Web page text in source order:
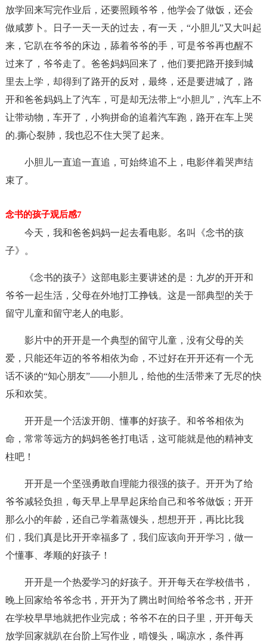
放学回来写完作业后，还要照顾爷爷，他学会了做饭，还会
做咸萝卜。日子一天一天的过去，有一天，“小胆儿”又大叫起
来，它趴在爷爷的床边，舔着爷爷的手，可是爷爷再也醒不
过来了，爷爷走了。爸爸妈妈回来了，他们要把路开接到城
里去上学，却得到了路开的反对，最终，还是要进城了，路
开和爸爸妈妈上了汽车，可是却无法带上“小胆儿”，汽车上不
让带动物，车开了，小狗拼命的追着汽车跑，路开在车上哭
的.撕心裂肺，我也忍不住大哭了起来。
小胆儿一直追一直追，可始终追不上，电影伴着哭声结
束了。
念书的孩子观后感7
今天，我和爸爸妈妈一起去看电影。名叫《念书的孩
子》。
《念书的孩子》这部电影主要讲述的是：九岁的开开和
爷爷一起生活，父母在外地打工挣钱。这是一部典型的关于
留守儿童和留守老人的电影。
影片中的开开是一个典型的留守儿童，没有父母的关
爱，只能还年迈的爷爷相依为命，不过好在开开还有一个无
话不谈的“知心朋友”——小胆儿，给他的生活带来了无尽的快
乐和欢笑。
开开是一个活泼开朗、懂事的好孩子。和爷爷相依为
命，常常等远方的妈妈爸爸打电话，这可能就是他的精神支
柱吧！
开开是一个坚强勇敢自理能力很强的孩子。开开为了给
爷爷减轻负担，每天早上早早起床给自己和爷爷做饭；开开
那么小的年龄，还自己学着蒸馒头，想想开开，再比比我
们，我们真是比开开幸福多了，我们应该向开开学习，做一
个懂事、孝顺的好孩子！
开开是一个热爱学习的好孩子。开开每天在学校借书，
晚上回家给爷爷念书，开开为了腾出时间给爷爷念书，开开
在学校早早地就把作业完成；爷爷不在的日子里，开开每天
放学回家就趴在台阶上写作业，啃馒头，喝凉水，条件再